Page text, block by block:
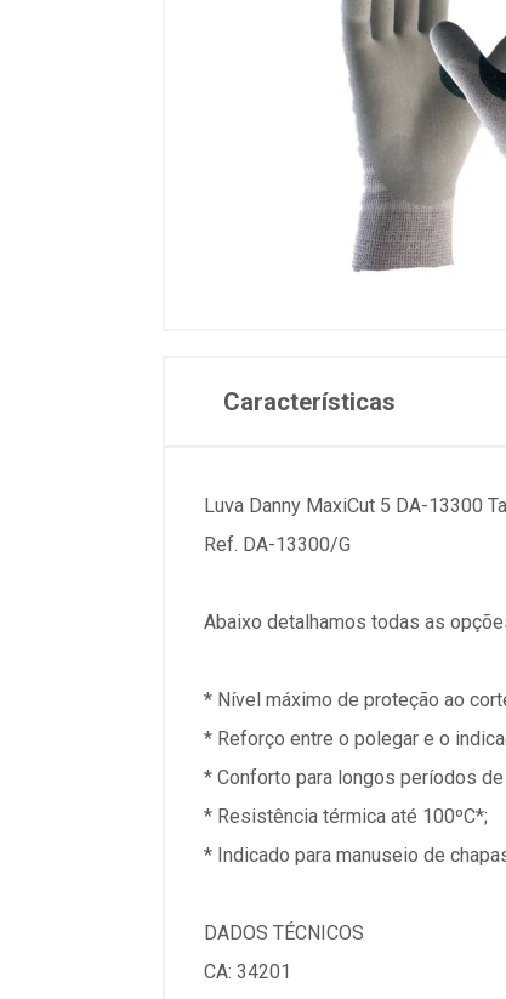
Características
Luva Danny MaxiCut 5 DA-13300
Ref. DA-13300/G
Abaixo detalhamos todas as
* Nível máximo de proteção ao
* Reforço entre o polegar e o
* Conforto para longos períodos de
* Resistência térmica até 100ºC*;
* Indicado para manuseio de
DADOS TÉCNICOS
CA: 34201